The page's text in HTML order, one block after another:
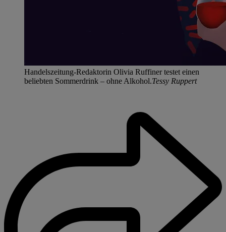
Handelszeitung-Redaktorin Olivia Ruffiner testet einen
beliebten Sommerdrink – ohne Alkohol.Tessy Ruppert